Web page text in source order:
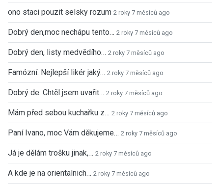
ono staci pouzit selsky rozum 2 roky 7 měsíců ago
Dobrý den,moc nechápu tento… 2 roky 7 měsíců ago
Dobrý den, listy medvědího… 2 roky 7 měsíců ago
Famózní. Nejlepší likér jaký… 2 roky 7 měsíců ago
Dobrý de. Chtěl jsem uvařit… 2 roky 7 měsíců ago
Mám před sebou kuchařku z… 2 roky 7 měsíců ago
Paní Ivano, moc Vám děkujeme… 2 roky 7 měsíců ago
Já je dělám trošku jinak,… 2 roky 7 měsíců ago
A kde je na orientalnich… 2 roky 7 měsíců ago